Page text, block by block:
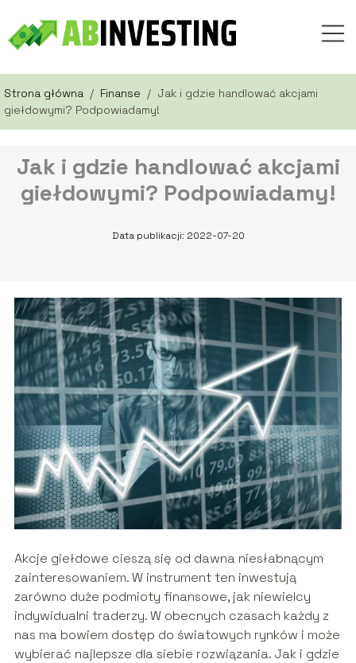
Strona główna / Finanse / Jak i gdzie handlować akcjami
giełdowymi? Podpowiadamy!
Jak i gdzie handlować akcjami
giełdowymi? Podpowiadamy!
Data publikacji: 2022-07-20
Akcje giełdowe cieszą się od dawna niesłabnącym
zainteresowaniem. W instrument ten inwestują
zarówno duże podmioty finansowe, jak niewielcy
indywidualni traderzy. W obecnych czasach każdy z
nas ma bowiem dostęp do światowych rynków i może
wybierać najlepsze dla siebie rozwiązania. Jak i gdzie